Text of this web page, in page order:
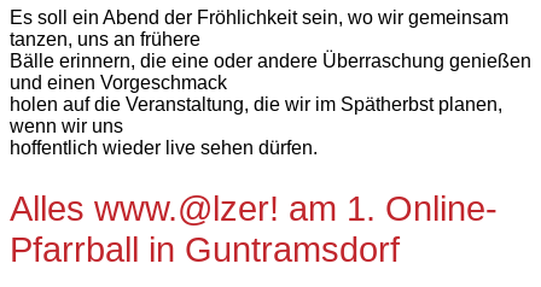
Es soll ein Abend der Fröhlichkeit sein, wo wir gemeinsam
tanzen, uns an frühere
Bälle erinnern, die eine oder andere Überraschung genießen
und einen Vorgeschmack
holen auf die Veranstaltung, die wir im Spätherbst planen,
wenn wir uns
hoffentlich wieder live sehen dürfen.
Alles www.@lzer! am 1. Online-
Pfarrball in Guntramsdorf